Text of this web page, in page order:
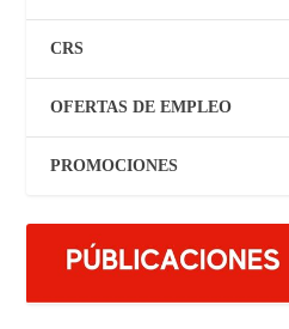
CRS
OFERTAS DE EMPLEO
PROMOCIONES